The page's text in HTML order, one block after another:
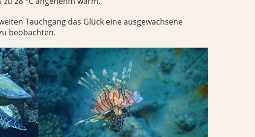
Tauchgang das Glück eine ausgewachsene
beobachten.